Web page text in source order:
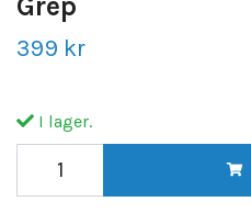
399 kr
I lager.